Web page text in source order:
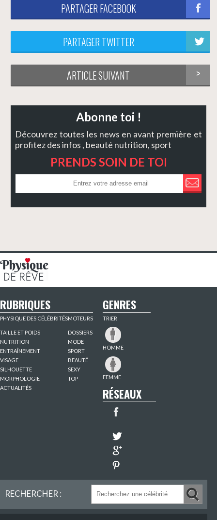
PARTAGER FACEBOOK
PARTAGER TWITTER
ARTICLE SUIVANT
Abonne toi !
Découvrez toutes les news en avant première et
profitez des infos , beauté nutrition, sport
PRENDS SOIN DE TOI
RUBRIQUES
PHYSIQUE DES CÉLÉBRITÉS
TAILLE ET POIDS
NUTRITION
ENTRAÎNEMENT
VISAGE
SILHOUETTE
MORPHOLOGIE
ACTUALITÉS
MOTEURS
DOSSIERS
MODE
SPORT
BEAUTÉ
SEXY
TOP
GENRES
TRIER
HOMME
FEMME
RÉSEAUX
RECHERCHER :